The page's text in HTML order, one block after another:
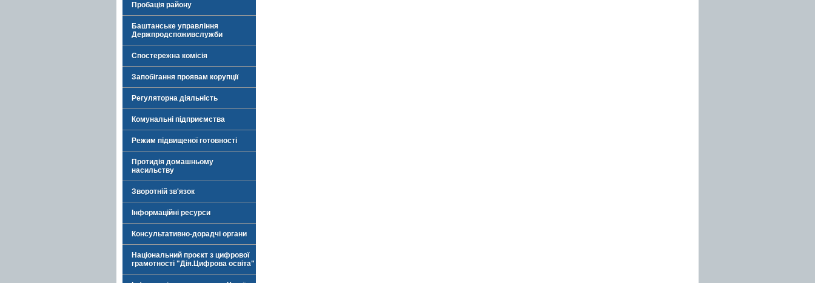
Пробація району
Баштанське управління
Держпродспоживслужби
Спостережна комісія
Запобігання проявам корупції
Регуляторна діяльність
Комунальні підприємства
Режим підвищеної готовності
Протидія домашньому
насильству
Зворотній зв'язок
Інформаційні ресурси
Консультативно-дорадчі органи
Національний проєкт з цифрової
грамотності "Дія.Цифрова освіта"